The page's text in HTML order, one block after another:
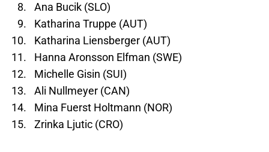
Ana Bucik (SLO)
Katharina Truppe (AUT)
Katharina Liensberger (AUT)
Hanna Aronsson Elfman (SWE)
Michelle Gisin (SUI)
Ali Nullmeyer (CAN)
Mina Fuerst Holtmann (NOR)
Zrinka Ljutic (CRO)